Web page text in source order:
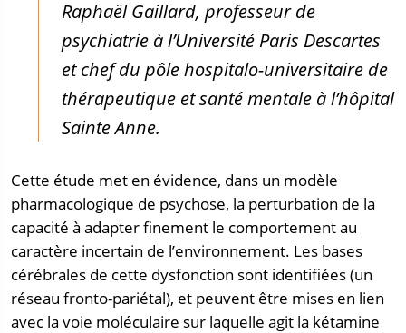
Raphaël Gaillard, professeur de
psychiatrie à l’Université Paris Descartes
et chef du pôle hospitalo-universitaire de
thérapeutique et santé mentale à l’hôpital
Sainte Anne.
Cette étude met en évidence, dans un modèle
pharmacologique de psychose, la perturbation de la
capacité à adapter finement le comportement au
caractère incertain de l’environnement. Les bases
cérébrales de cette dysfonction sont identifiées (un
réseau fronto-pariétal), et peuvent être mises en lien
avec la voie moléculaire sur laquelle agit la kétamine